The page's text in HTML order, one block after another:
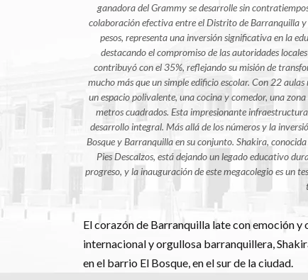
ganadora del Grammy se desarrolle sin
colaboración efectiva entre el Distrito de Barranquilla
pesos, representa una inversión significativa en la
destacando el compromiso de las autoridades
contribuyó con el 35%, reflejando su misión de
mucho más que un simple edificio escolar. Con 22
un espacio polivalente, una cocina y comedor, una
metros cuadrados. Esta impresionante
desarrollo integral. Más allá de los números y la
Bosque y Barranquilla en su conjunto. Shakira,
Pies Descalzos, está dejando un legado educativo
progreso, y la inauguración de este megacolegio es un
El corazón de Barranquilla late con emoción
internacional y orgullosa barranquillera,
en el barrio El Bosque, en el sur de la ciudad.